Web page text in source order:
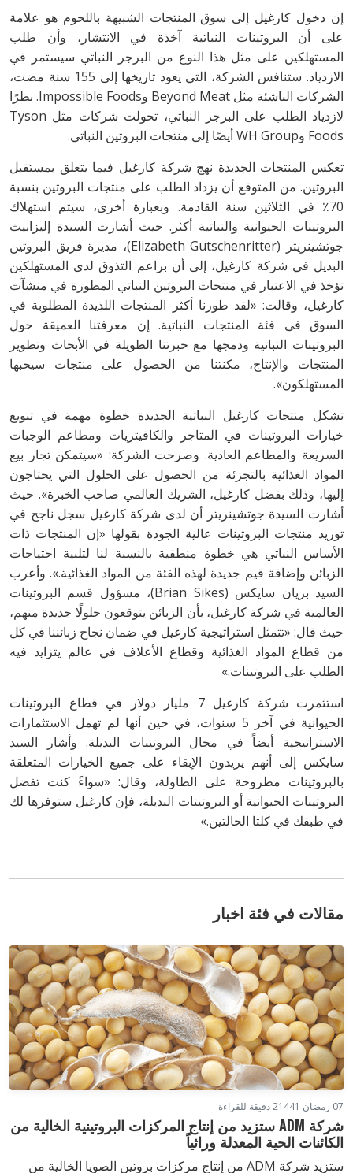
إن دخول كارغيل إلى سوق المنتجات الشبيهة باللحوم هو علامة
على أن البروتينات النباتية آخذة في الانتشار، وأن طلب
المستهلكين على مثل هذا النوع من البرجر النباتي سيستمر في
الازدياد. ستنافس الشركة، التي يعود تاريخها إلى 155 سنة مضت،
الشركات الناشئة مثل Beyond Meat وImpossible Foods. نظرًا
لازدياد الطلب على البرجر النباتي، تحولت شركات مثل Tyson
Foods وWH Group أيضًا إلى منتجات البروتين النباتي.
تعكس المنتجات الجديدة نهج شركة كارغيل فيما يتعلق بمستقبل
البروتين. من المتوقع أن يزداد الطلب على منتجات البروتين بنسبة
70٪ في الثلاثين سنة القادمة. وبعبارة أخرى، سيتم استهلاك
البروتينات الحيوانية والنباتية أكثر. حيث أشارت السيدة إليزابيث
جوتشينريتر (Elizabeth Gutschenritter)، مديرة فريق البروتين
البديل في شركة كارغيل، إلى أن براعم التذوق لدى المستهلكين
تؤخذ في الاعتبار في منتجات البروتين النباتي المطورة في منشآت
كارغيل، وقالت: «لقد طورنا أكثر المنتجات اللذيذة المطلوبة في
السوق في فئة المنتجات النباتية. إن معرفتنا العميقة حول
البروتينات النباتية ودمجها مع خبرتنا الطويلة في الأبحاث وتطوير
المنتجات والإنتاج، مكنتنا من الحصول على منتجات سيحبها
المستهلكون».
تشكل منتجات كارغيل النباتية الجديدة خطوة مهمة في تنويع
خيارات البروتينات في المتاجر والكافيتريات ومطاعم الوجبات
السريعة والمطاعم العادية. وصرحت الشركة: «سيتمكن تجار بيع
المواد الغذائية بالتجزئة من الحصول على الحلول التي يحتاجون
إليها، وذلك بفضل كارغيل، الشريك العالمي صاحب الخبرة». حيث
أشارت السيدة جوتشينريتر أن لدى شركة كارغيل سجل ناجح في
توريد منتجات البروتينات عالية الجودة بقولها «إن المنتجات ذات
الأساس النباتي هي خطوة منطقية بالنسبة لنا لتلبية احتياجات
الزبائن وإضافة قيم جديدة لهذه الفئة من المواد الغذائية.». وأعرب
السيد بريان سايكس (Brian Sikes)، مسؤول قسم البروتينات
العالمية في شركة كارغيل، بأن الزبائن يتوقعون حلولًا جديدة منهم،
حيث قال: «تتمثل استراتيجية كارغيل في ضمان نجاح زبائننا في كل
من قطاع المواد الغذائية وقطاع الأعلاف في عالم يتزايد فيه
الطلب على البروتينات.»
استثمرت شركة كارغيل 7 مليار دولار في قطاع البروتينات
الحيوانية في آخر 5 سنوات، في حين أنها لم تهمل الاستثمارات
الاستراتيجية أيضاً في مجال البروتينات البديلة. وأشار السيد
سايكس إلى أنهم يريدون الإبقاء على جميع الخيارات المتعلقة
بالبروتينات مطروحة على الطاولة، وقال: «سواءً كنت تفضل
البروتينات الحيوانية أو البروتينات البديلة، فإن كارغيل ستوفرها لك
في طبقك في كلتا الحالتين.»
مقالات في فئة اخبار
07 رمضان 1441 2 دقيقة للقراءة
شركة ADM ستزيد من إنتاج المركزات البروتينية الخالية من
الكائنات الحية المعدلة وراثياً
ستزيد شركة ADM من إنتاج مركزات بروتين الصويا الخالية من